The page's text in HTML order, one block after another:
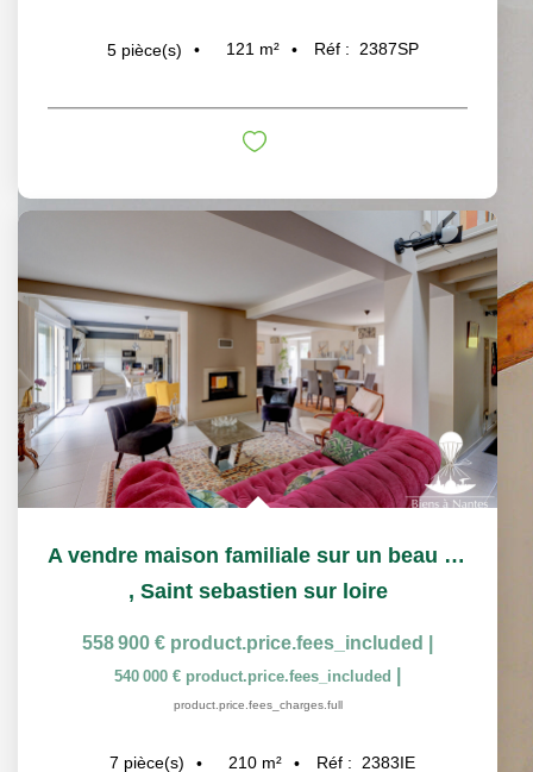
5 pièce(s) 121 m² Réf : 2387SP
A vendre maison familiale sur un beau terrain piscinable
, Saint sebastien sur loire
558 900 € product.price.fees_included
540 000 € product.price.fees_included
product.price.fees_charges.full
7 pièce(s) 210 m² Réf : 2383IE